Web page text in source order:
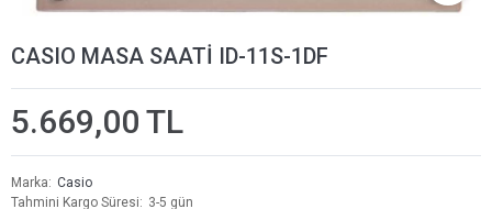
CASIO MASA SAATİ ID-11S-1DF
5.669,00 TL
Marka
Casio
Tahmini Kargo Süresi
3-5 gün